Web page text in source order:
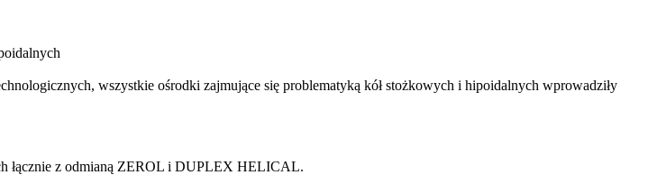
wszystkie ośrodki zajmujące się problematyką kół stożkowych i hipoidalnych wprowadziły
łącznie z odmianą ZEROL i DUPLEX HELICAL.